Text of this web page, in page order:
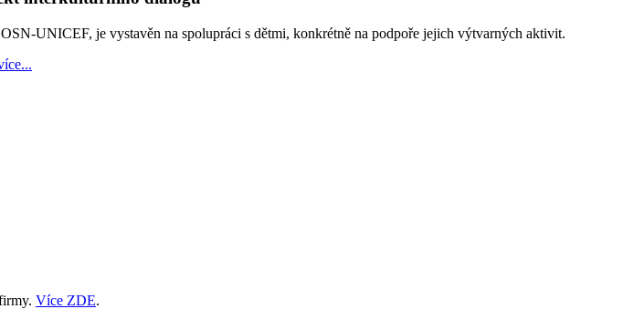
UNICEF, je vystavěn na spolupráci s dětmi, konkrétně na podpoře jejich výtvarných aktivit.
Více ZDE.